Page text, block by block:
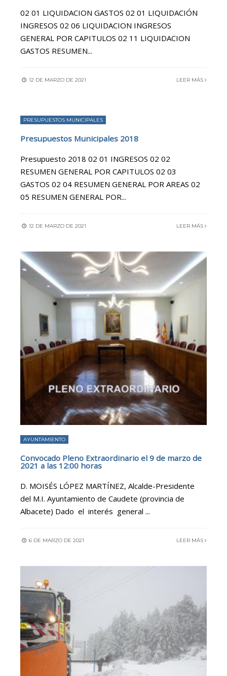
02 01 LIQUIDACION GASTOS 02 01 LIQUIDACIÓN
INGRESOS 02 06 LIQUIDACION INGRESOS
GENERAL POR CAPITULOS 02 11 LIQUIDACION
GASTOS RESUMEN...
12 DE MARZO DE 2021 LEER MÁS
PRESUPUESTOS MUNICIPALES
Presupuestos Municipales 2018
Presupuesto 2018 02 01 INGRESOS 02 02
RESUMEN GENERAL POR CAPITULOS 02 03
GASTOS 02 04 RESUMEN GENERAL POR AREAS 02
05 RESUMEN GENERAL POR...
12 DE MARZO DE 2021 LEER MÁS
AYUNTAMIENTO
Convocado Pleno Extraordinario el 9 de marzo de
2021 a las 12:00 horas
D. MOISÉS LÓPEZ MARTÍNEZ, Alcalde-Presidente
del M.I. Ayuntamiento de Caudete (provincia de
Albacete) Dado el interés general ...
6 DE MARZO DE 2021 LEER MÁS